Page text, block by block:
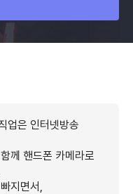
업은 인터넷방송
께 핸드폰 카메라로
지면서,